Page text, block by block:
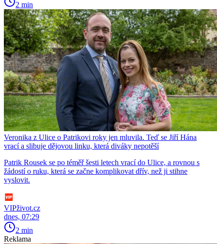
2 min
Veronika z Ulice o Patrikovi roky jen mluvila. Teď se Jiří Hána
vrací a slibuje dějovou linku, která diváky nepotěší
Patrik Rousek se po téměř šesti letech vrací do Ulice, a rovnou s
žádostí o ruku, která se začne komplikovat dřív, než ji stihne
vyslovit.
VIPživot.cz
dnes, 07:29
2 min
Reklama